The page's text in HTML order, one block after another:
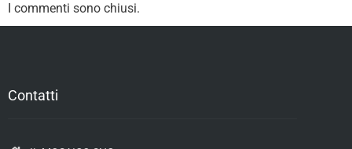
I commenti sono chiusi.
Contatti